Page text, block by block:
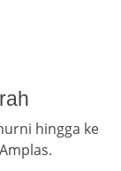
hingga ke